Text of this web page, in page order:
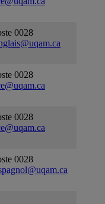
0028
0028
0028
0028